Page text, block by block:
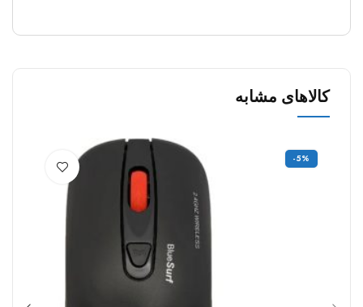
کالاهای مشابه
-5%